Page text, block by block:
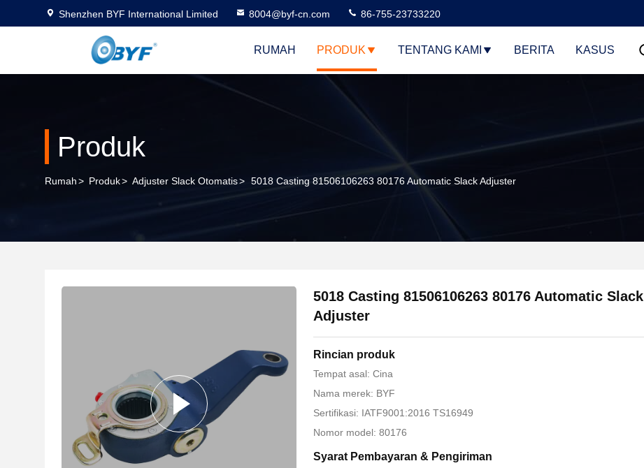
Shenzhen BYF International Limited 8004@byf-cn.com 86-755-23733220
RUMAH PRODUK TENTANG KAMI BERITA KASUS
Produk
Rumah> Produk> Adjuster Slack Otomatis> 5018 Casting 81506106263 80176 Automatic Slack Adjuster
5018 Casting 81506106263 80176 Automatic Slack
Adjuster
Rincian produk
Tempat asal: Cina
Nama merek: BYF
Sertifikasi: IATF9001:2016 TS16949
Nomor model: 80176
Syarat Pembayaran & Pengiriman